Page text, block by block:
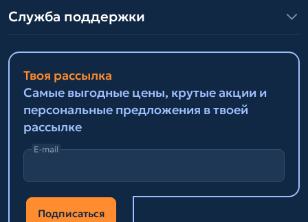
Служба поддержки
Твоя рассылка
Самые выгодные цены, крутые акции и
персональные предложения в твоей
рассылке
E-mail
Подписаться